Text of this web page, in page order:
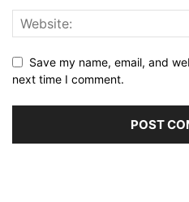
Save my name, email, and
next time I comment.